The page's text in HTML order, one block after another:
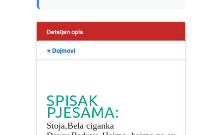
TINEJDŽ
TRILERI
Detaljan opis
⭐ Dojmovi
SPISAK
PJESAMA:
Stoja,Bela ciganka